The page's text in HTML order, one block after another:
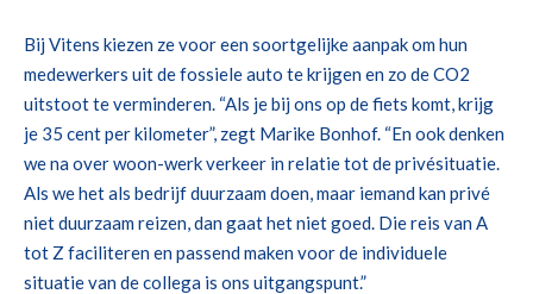
Bij Vitens kiezen ze voor een soortgelijke aanpak om hun
medewerkers uit de fossiele auto te krijgen en zo de CO2
uitstoot te verminderen. “Als je bij ons op de fiets komt,krijg
je 35 cent per kilometer”, zegt Marike Bonhof. “En ook denken
we na over woon-werk verkeer in relatie totde privésituatie.
Als we het als bedrijf duurzaam doen, maar iemand kan privé
niet duurzaam reizen, dan gaat het niet goed. Die reis van A
tot Z faciliteren en passend maken voor de individuele
situatie van decollega is ons uitgangspunt.”